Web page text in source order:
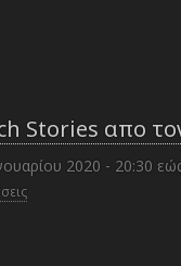
Stories απο
2020 - 20:30